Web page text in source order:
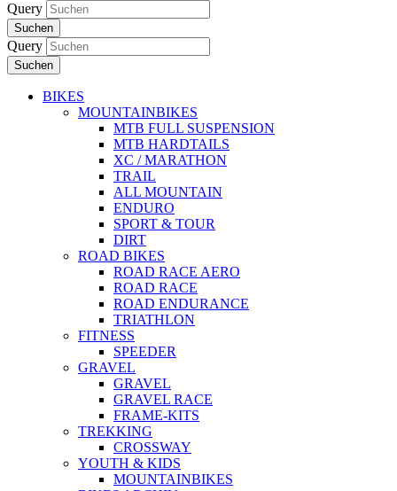
Query
Suchen
Query
Suchen
BIKES
MOUNTAINBIKES
MTB FULL SUSPENSION
MTB HARDTAILS
XC / MARATHON
TRAIL
ALL MOUNTAIN
ENDURO
SPORT & TOUR
DIRT
ROAD BIKES
ROAD RACE AERO
ROAD RACE
ROAD ENDURANCE
TRIATHLON
FITNESS
SPEEDER
GRAVEL
GRAVEL
GRAVEL RACE
FRAME-KITS
TREKKING
CROSSWAY
YOUTH & KIDS
MOUNTAINBIKES